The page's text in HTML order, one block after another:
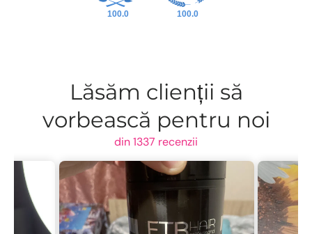
100.0 100.0
Lăsăm clienții să
vorbească pentru noi
din 1337 recenzii